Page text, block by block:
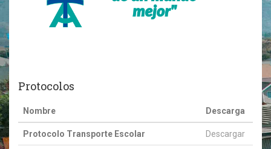
Protocolos
Nombre Descarga
Protocolo Transporte Escolar Descargar